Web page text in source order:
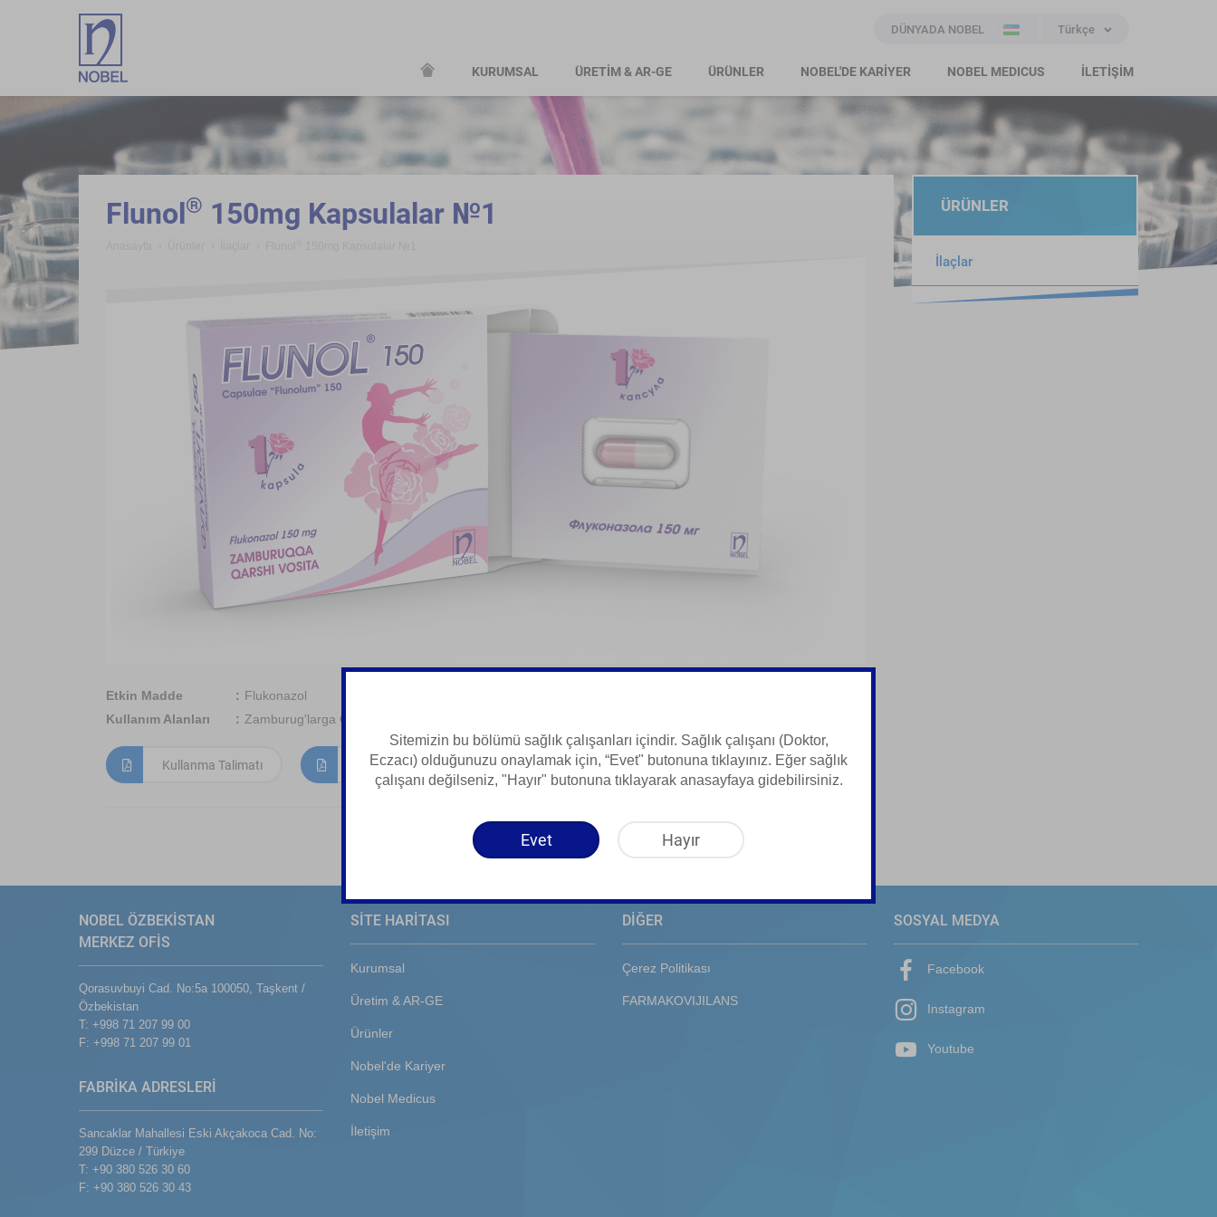
DÜNYADA NOBEL Türkçe
KURUMSAL ÜRETİM & AR-GE ÜRÜNLER NOBEL'DE KARİYER NOBEL MEDICUS İLETİŞİM
Flunol® 150mg Kapsulalar №1
Etkin Madde
Flukonazol
Kullanım Alanları
Zamburug'larga Qarshi Vosita
Kullanma Talimatı Kısa Ürün Bilgisi
ÜRÜNLER
İlaçlar
NOBEL ÖZBEKİSTAN
MERKEZ OFİS
Qorasuvbuyi Cad. No:5a 100050, Taşkent /
Özbekistan
T: +998 71 207 99 00
F: +998 71 207 99 01
FABRİKA ADRESLERİ
Sancaklar Mahallesi Eski Akçakoca Cad. No:
299 Düzce / Türkiye
T: +90 380 526 30 60
F: +90 380 526 30 43
SİTE HARİTASI
Kurumsal
Üretim & AR-GE
Ürünler
Nobel'de Kariyer
Nobel Medicus
İletişim
DİĞER
Çerez Politikası
FARMAKOVIJILANS
SOSYAL MEDYA
Facebook
Instagram
Youtube
Sitemizin bu bölümü sağlık çalışanları içindir. Sağlık çalışanı (Doktor,
Eczacı) olduğunuzu onaylamak için, “Evet" butonuna tıklayınız. Eğer sağlık
çalışanı değilseniz, "Hayır" butonuna tıklayarak anasayfaya gidebilirsiniz.
Evet Hayır